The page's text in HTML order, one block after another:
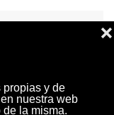
CUENTA